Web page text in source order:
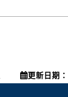
更新日期：